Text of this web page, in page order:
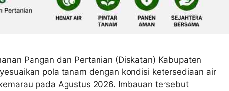
Pangan dan Pertanian (Diskatan) Kabupaten
pola tanam dengan kondisi ketersediaan air
pada Agustus 2026. Imbauan tersebut